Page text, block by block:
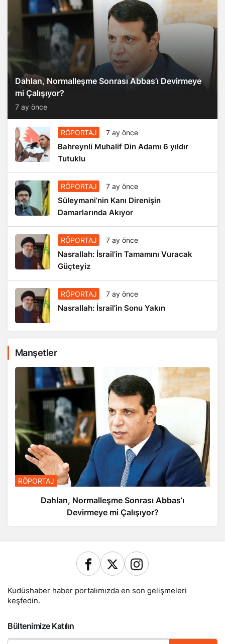
Dahlan, Normalleşme Sonrası Abbas’ı Devirmeye
mi Çalışıyor?
7 ay önce
RÖPORTAJ 7 ay önce
Bahreynli Muhalif Din Adamı 6 yıldır
Tutuklu
RÖPORTAJ 7 ay önce
Süleymani’nin Kanı Direnişin
Damarlarında Akıyor
RÖPORTAJ 7 ay önce
Nasrallah: İsrail’in Tamamını Vuracak
Güçteyiz
RÖPORTAJ 7 ay önce
Nasrallah: İsrail’in Sonu Yakın
Manşetler
RÖPORTAJ
Dahlan, Normalleşme Sonrası Abbas’ı
Devirmeye mi Çalışıyor?
Kudüshaber haber portalımızda en son gelişmeleri
keşfedin.
Bültenimize Katılın